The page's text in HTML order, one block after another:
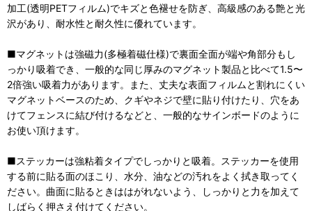
加工(透明PETフィルム)でキズと色褪せを防ぎ、高級感のある艶と光
沢があり、耐水性と耐久性に優れています。
■マグネットは強磁力(多極着磁仕様)で裏面全面が端や角部分もし
っかり吸着でき、一般的な同じ厚みのマグネット製品と比べて1.5〜
2倍強い吸着力があります。また、丈夫な表面フィルムと割れにくい
マグネットベースのため、クギやネジで壁に貼り付けたり、穴をあ
けてフェンスに結び付けるなどと、一般的なサインボードのように
お使い頂けます。
■ステッカーは強粘着タイプでしっかりと吸着。ステッカーを使用
する前に貼る面のほこり、水分、油などの汚れをよく拭き取ってく
ださい。曲面に貼るときははがれないよう、しっかりと力を加えて
しばらく押さえ付けてください。